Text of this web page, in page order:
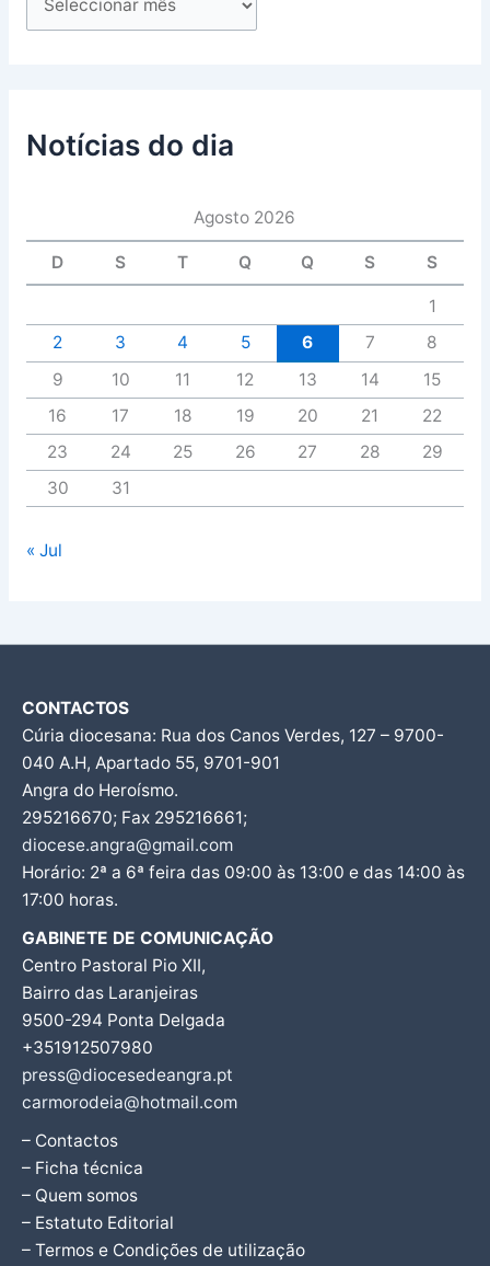
Notícias do dia
Agosto 2026
D S T Q Q S S
1
2
3 4 5 6 7
8
9
10 11 12 13 14
15
16
17 18 19 20 21
22
23
24 25 26 27 28
29
30
31
« Jul
CONTACTOS
Cúria diocesana: Rua dos Canos Verdes, 127 – 9700-
040 A.H, Apartado 55, 9701-901
Angra do Heroísmo.
295216670; Fax 295216661;
diocese.angra@gmail.com
Horário: 2ª a 6ª feira das 09:00 às 13:00 e das 14:00 às
17:00 horas.
GABINETE DE COMUNICAÇÃO
Centro Pastoral Pio XII,
Bairro das Laranjeiras
9500-294 Ponta Delgada
+351912507980
press@diocesedeangra.pt
carmorodeia@hotmail.com
– Contactos
– Ficha técnica
– Quem somos
– Estatuto Editorial
– Termos e Condições de utilização